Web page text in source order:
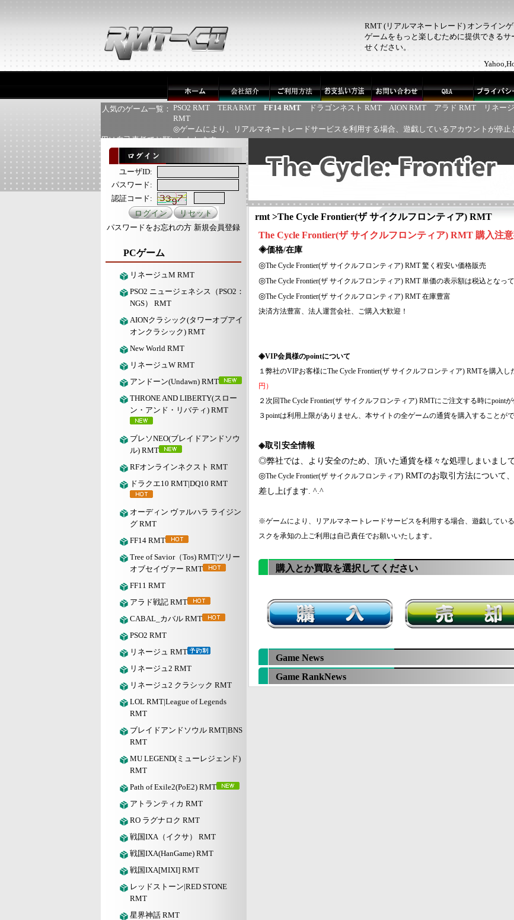
RMT (リアルマネートレード) オンライン
ゲームをもっと楽しむために提供できる
せください。
人気のゲーム一覧： PSO2 RMT TERA RMT FF14 RMT ドラゴンネスト RMT AION RMT アラド RMT リネー
RMT
◎ゲームにより、リアルマネートレードサービスを利用する場合、遊戯しているアカウントが停
用は自己責任でお願いいたします
ユーザID:
パスワード:
認証コード:
パスワードをお忘れの方 新規会員登録
PCゲーム
リネージュM RMT
PSO2 ニュージェネシス（PSO2：
NGS） RMT
AIONクラシック(タワーオブアイ
オンクラシック) RMT
New World RMT
リネージュW RMT
アンドーン(Undawn) RMT
THRONE AND LIBERTY(スロー
ン・アンド・リバティ) RMT
ブレソNEO(ブレイドアンドソウ
ル) RMT
RFオンラインネクスト RMT
ドラクエ10 RMT|DQ10 RMT
オーディン ヴァルハラ ライジン
グ RMT
FF14 RMT
Tree of Savior（Tos) RMT|ツリー
オブセイヴァー RMT
FF11 RMT
アラド戦記 RMT
CABAL_カバル RMT
PSO2 RMT
リネージュ RMT
リネージュ2 RMT
リネージュ2 クラシック RMT
LOL RMT|League of Legends
RMT
ブレイドアンドソウル RMT|BNS
RMT
MU LEGEND(ミューレジェンド)
RMT
Path of Exile2(PoE2) RMT
アトランティカ RMT
RO ラグナロク RMT
戦国IXA（イクサ） RMT
戦国IXA(HanGame) RMT
戦国IXA[MIXI] RMT
レッドストーン|RED STONE
RMT
星界神話 RMT
rmt >The Cycle Frontier(ザ サイクルフロンティア) RMT
The Cycle Frontier(ザ サイクルフロンティア) RMT 購入注
◈価格/在庫
◎The Cycle Frontier(ザ サイクルフロンティア) RMT 驚く程安い価格販売
◎The Cycle Frontier(ザ サイクルフロンティア) RMT 単価の表示額は税込となって
◎The Cycle Frontier(ザ サイクルフロンティア) RMT 在庫豊富
決済方法豊富、法人運営会社、ご購入大歓迎！
◈VIP会員様のpointについて
１弊社のVIPお客様にThe Cycle Frontier(ザ サイクルフロンティア) RMTを購入し
円）
２次回The Cycle Frontier(ザ サイクルフロンティア) RMTにご注文する時にpointが
３ pointは利用上限がありません、本サイトの全ゲームの通貨を購入することがで
◈取引安全情報
◎弊社では、より安全のため、頂いた通貨を様々な処理しまいまし
◎The Cycle Frontier(ザ サイクルフロンティア) RMTのお取引方法について
差し上げます. ^.^
※ゲームにより、リアルマネートレードサービスを利用する場合、遊戯してい
スクを承知の上ご利用は自己責任でお願いいたします。
購入とか買取を選択してください
Game News
Game RankNews